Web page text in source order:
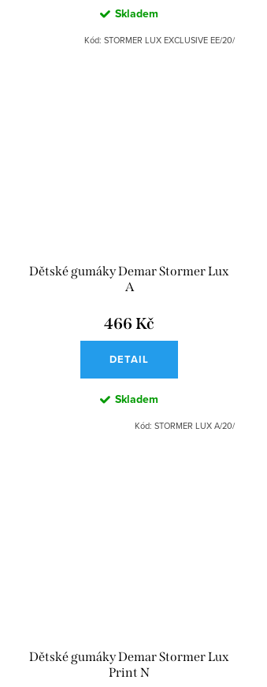
Skladem
Kód: STORMER LUX EXCLUSIVE EE/20/
Dětské gumáky Demar Stormer Lux
A
466 Kč
DETAIL
Skladem
Kód: STORMER LUX A/20/
Dětské gumáky Demar Stormer Lux
Print N